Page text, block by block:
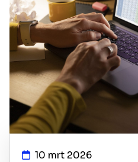
10 mrt 2026